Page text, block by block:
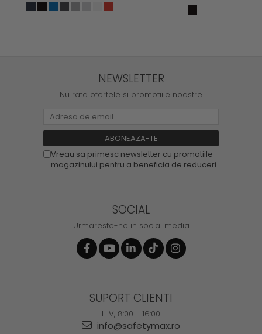
NEWSLETTER
Nu rata ofertele si promotiile noastre
Vreau sa primesc newsletter cu promotiile
magazinului pentru a beneficia de reduceri.
SOCIAL
Urmareste-ne in social media
SUPORT CLIENTI
L-V, 8:00 - 16:00
info@safetymax.ro